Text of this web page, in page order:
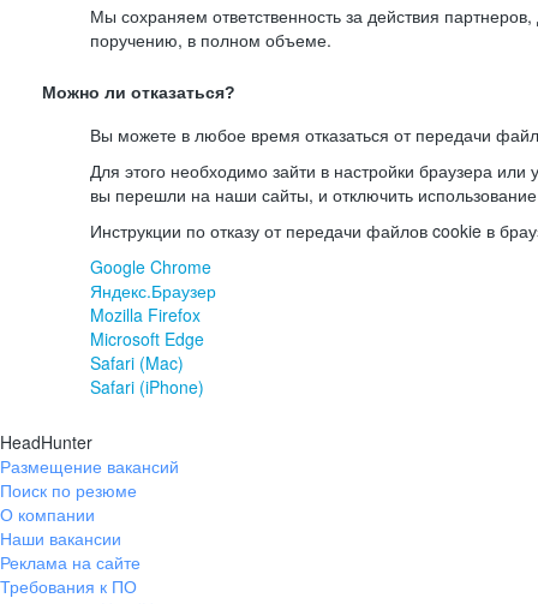
Мы сохраняем ответственность за действия
поручению, в полном объеме.
Можно ли отказаться?
Вы можете в любое время отказаться от передачи
Для этого необходимо зайти в настройки браузера или
вы перешли на наши сайты, и отключить
Инструкции по отказу от передачи файлов cookie в
Google Chrome
Яндекс.Браузер
Mozilla Firefox
Microsoft Edge
Safari (Mac)
Safari (iPhone)
HeadHunter
Размещение вакансий
Поиск по резюме
О компании
Наши вакансии
Реклама на сайте
Требования к ПО